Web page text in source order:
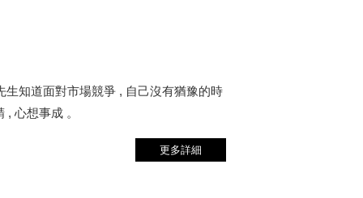
生知道面對市場競爭 , 自己沒有猶豫的時
心想事成 。
更多詳細